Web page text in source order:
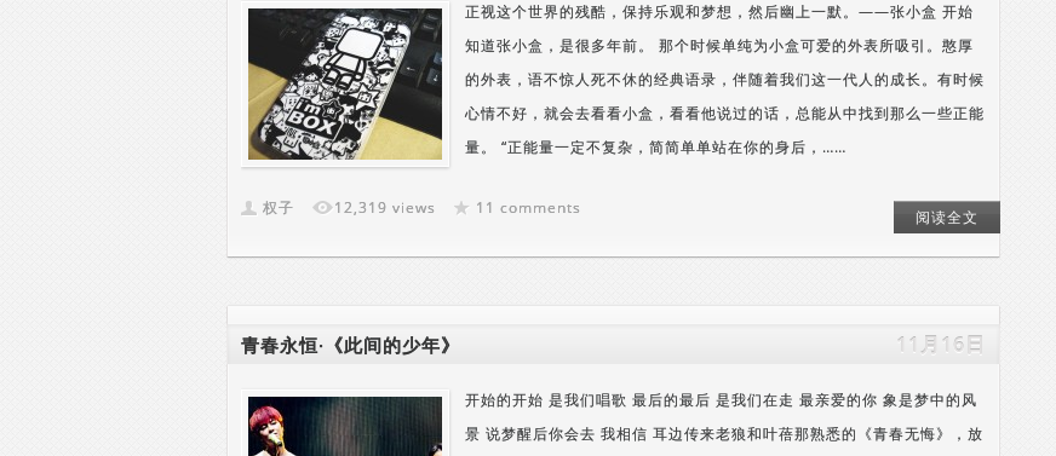
正视这个世界的残酷，保持乐观和梦想，然后幽上一默。——张小盒 开始
知道张小盒，是很多年前。 那个时候单纯为小盒可爱的外表所吸引。憨厚
的外表，语不惊人死不休的经典语录，伴随着我们这一代人的成长。有时候
心情不好，就会去看看小盒，看看他说过的话，总能从中找到那么一些正能
量。 “正能量一定不复杂，简简单单站在你的身后，……
权子 12,319 views 11 comments 阅读全文
青春永恒·《此间的少年》 11月16日
开始的开始 是我们唱歌 最后的最后 是我们在走 最亲爱的你 象是梦中的风
景 说梦醒后你会去 我相信 耳边传来老狼和叶蓓那熟悉的《青春无悔》，放